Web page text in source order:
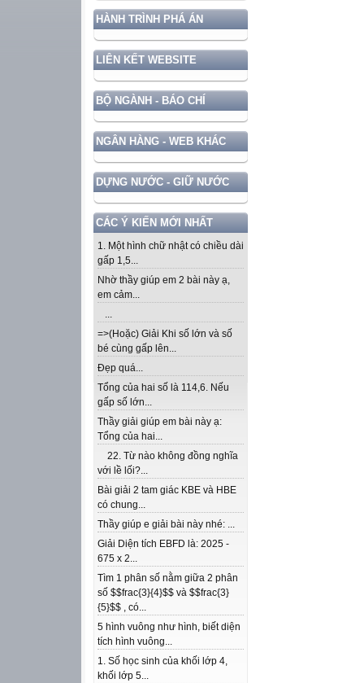
HÀNH TRÌNH PHÁ ÁN
LIÊN KẾT WEBSITE
BỘ NGÀNH - BÁO CHÍ
NGÂN HÀNG - WEB KHÁC
DỰNG NƯỚC - GIỮ NƯỚC
CÁC Ý KIẾN MỚI NHẤT
1. Một hình chữ nhật có chiều dài
gấp 1,5...
Nhờ thầy giúp em 2 bài này ạ,
em cảm...
...
=>(Hoặc) Giải Khi số lớn và số
bé cùng gấp lên...
Đẹp quá...
Tổng của hai số là 114,6. Nếu
gấp số lớn...
Thầy giải giúp em bài này ạ:
Tổng của hai...
22. Từ nào không đồng nghĩa
với lề lối?...
Bài giải 2 tam giác KBE và HBE
có chung...
Thầy giúp e giải bài này nhé: ...
Giải Diện tích EBFD là: 2025 -
675 x 2...
Tìm 1 phân số nằm giữa 2 phân
số $$frac{3}{4}$$ và $$frac{3}
{5}$$ , có...
5 hình vuông như hình, biết diện
tích hình vuông...
1. Số học sinh của khối lớp 4,
khối lớp 5...